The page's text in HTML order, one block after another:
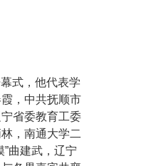
式，他代表学
，中共抚顺市
省委教育工委
，南通大学二
曲建武，辽宁